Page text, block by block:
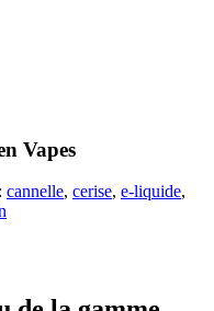
Vapes
cannelle, cerise, e-liquide,